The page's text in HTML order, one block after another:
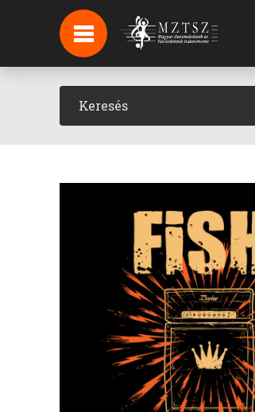
HÍREK
HÍRLEVÉL FELIRATKOZÁS
PODCAST